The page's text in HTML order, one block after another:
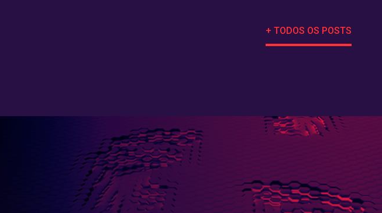
+ TODOS OS POSTS